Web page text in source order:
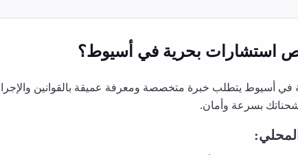
استشارات بحرية في أسيوط؟
في أسيوط يتطلب خبرة متخصصة ومعرفة عميقة بالقوانين
بسرعة وأمان.